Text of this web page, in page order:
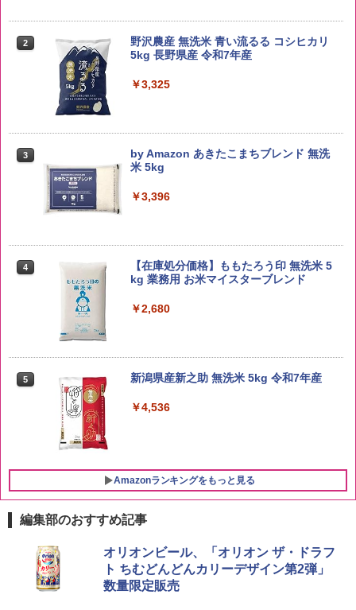
2
野沢農産 無洗米 青い流るる コシヒカリ
5kg 長野県産 令和7年産
￥3,325
3
by Amazon あきたこまちブレンド 無洗
米 5kg
￥3,396
4
【在庫処分価格】ももたろう印 無洗米 5
kg 業務用 お米マイスターブレンド
￥2,680
5 新潟県産新之助 無洗米 5kg 令和7年産
￥4,536
Amazonランキングをもっと見る
ブラックニッカ ニッカ Nikka ウィスキ
ー4000ml ブラックニッカクリア ウヰス
キー 【日本 アサヒ ウィスキー】 大容量
お得 4リットル
チキンラーメン どんぶり 85g×12個 日清
食品 インスタント カップ麺
￥1,745
シャープ 過熱水蒸気 オーブンレンジ 23
L 1段調理 ブラック RE-WF232-B シンプ
ル操作 コンパクト 一人暮らし 二人暮ら
し らくチン!（絶対湿度）センサー ノン
編集部のおすすめ記事
オリオンビール、「オリオン ザ・ドラフ
ト ちむどんどんカリーデザイン第2弾」
数量限定販売